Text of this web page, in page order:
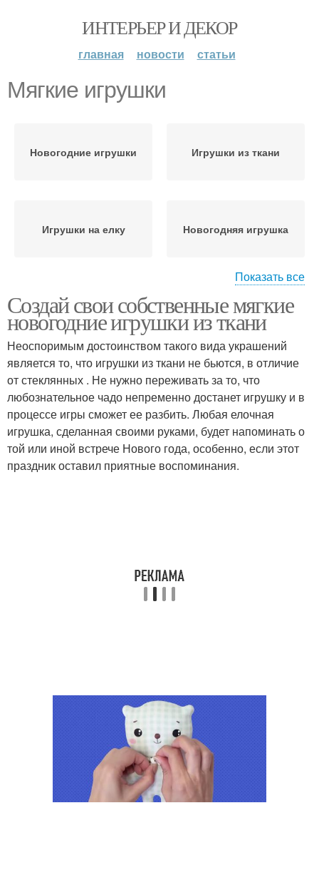
ИНТЕРЬЕР И ДЕКОР
главная новости статьи
Мягкие игрушки
Новогодние игрушки Игрушки из ткани
Игрушки на елку Новогодняя игрушка
Игрушка из ткани Игрушка в виде
Елочная игрушка Елочные игрушки
Игрушки из лоскутков Игрушки из фетра
Показать все
Создай свои собственные мягкие
новогодние игрушки из ткани
Неоспоримым достоинством такого вида украшений
является то, что игрушки из ткани не бьются, в отличие
от стеклянных . Не нужно переживать за то, что
любознательное чадо непременно достанет игрушку и в
процессе игры сможет ее разбить. Любая елочная
игрушка, сделанная своими руками, будет напоминать о
той или иной встрече Нового года, особенно, если этот
праздник оставил приятные воспоминания.